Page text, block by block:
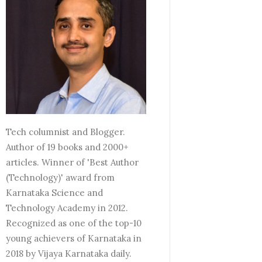
Tech columnist and Blogger.
Author of 19 books and 2000+
articles. Winner of 'Best Author
(Technology)' award from
Karnataka Science and
Technology Academy in 2012.
Recognized as one of the top-10
young achievers of Karnataka in
2018 by Vijaya Karnataka daily.